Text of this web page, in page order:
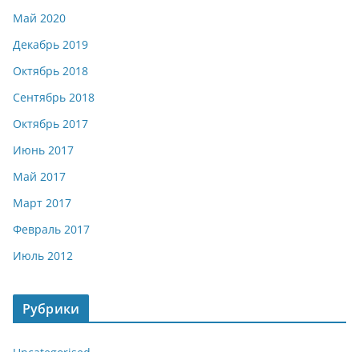
Май 2020
Декабрь 2019
Октябрь 2018
Сентябрь 2018
Октябрь 2017
Июнь 2017
Май 2017
Март 2017
Февраль 2017
Июль 2012
Рубрики